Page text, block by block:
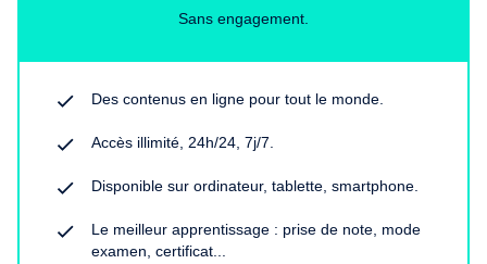
Sans engagement.
Des contenus en ligne pour tout le monde.
Accès illimité, 24h/24, 7j/7.
Disponible sur ordinateur, tablette, smartphone.
Le meilleur apprentissage : prise de note, mode
examen, certificat...